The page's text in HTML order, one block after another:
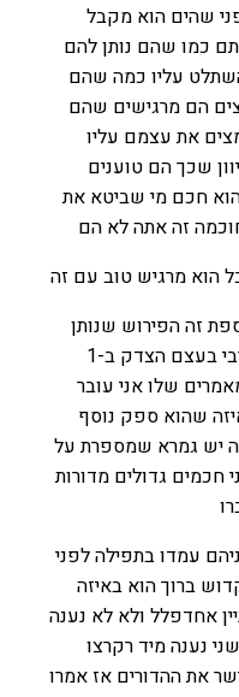
שהים הוא מקבל
כמו שהם נותן להם
עליו כמה שהם
הם מרגישים שהם
את עצמם עליו
שכך הם טוענים
חכם מי שביטא את
זה אתה לא הם
הוא מרגיש טוב עם זה
זה הפירוש שנותן
הרבי בעצם הצדק ב-1
שלו אני עובר
שהוא ספק נוסף
יש גמרא שמספרת על
חכמים גדולים מדורות
עמדו בתפילה לפני
ברוך הוא באיזה
אחדפלל ולא לא נענה
נענה מיד רקרצו
את ההדורים אז אמרו